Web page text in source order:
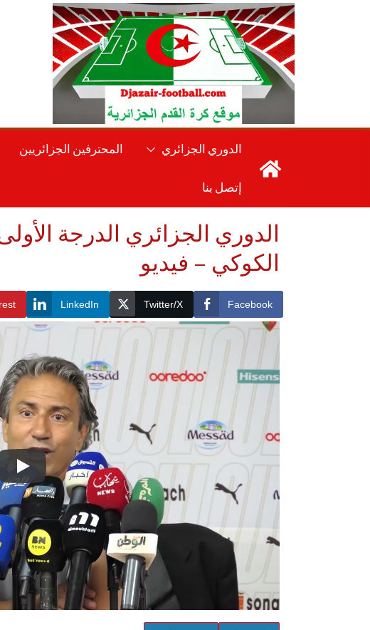
الدوري الجزائري المحترفين الجزائريين
إتصل بنا
الكوكي – فيديو
Facebook
Twitter/X
LinkedIn